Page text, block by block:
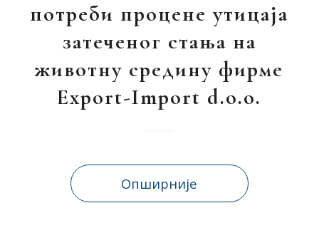
потреби процене утицаја
затеченог стања на
животну средину фирме
Export-Import d.o.o.
Опширније